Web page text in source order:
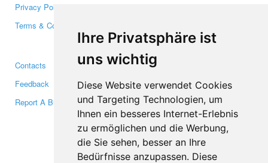
Ihre Privatsphäre ist
uns wichtig
Diese Website verwendet Cookies
und Targeting Technologien, um
Ihnen ein besseres Internet-Erlebnis
zu ermöglichen und die Werbung,
die Sie sehen, besser an Ihre
Bedürfnisse anzupassen. Diese
Privacy Policy
Terms & Conditions
Media
Contacts
Feedback
Report A Bug
Facebook
Twitter
YouTube
Google+
Makis© Copyright 2026